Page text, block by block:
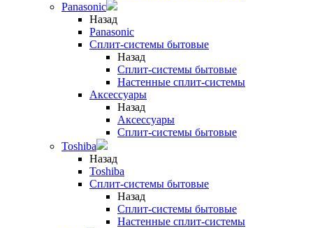
Panasonic
Назад
Panasonic
Сплит-системы бытовые
Назад
Сплит-системы бытовые
Настенные сплит-системы
Аксессуары
Назад
Аксессуары
Сплит-системы бытовые
Toshiba
Назад
Toshiba
Сплит-системы бытовые
Назад
Сплит-системы бытовые
Настенные сплит-системы